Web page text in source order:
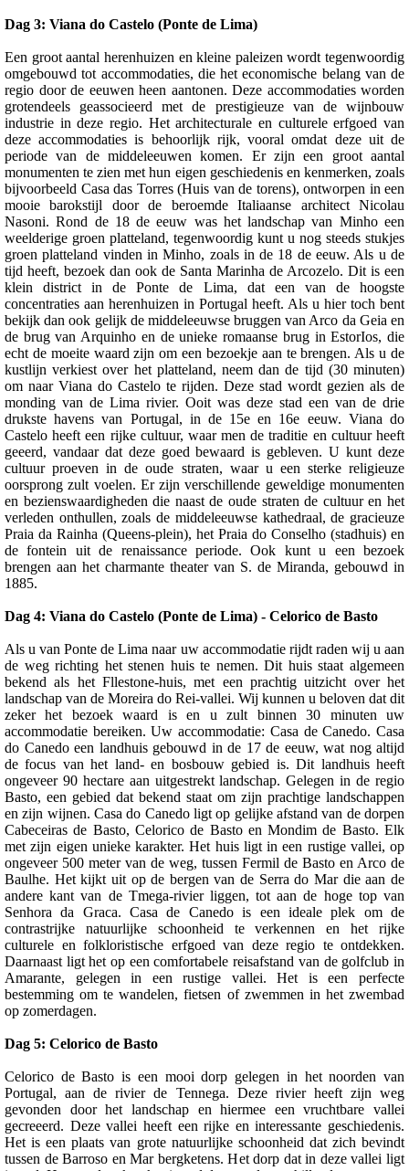
Dag 3: Viana do Castelo (Ponte de Lima)
Een groot aantal herenhuizen en kleine paleizen wordt tegenwoordig
omgebouwd tot accommodaties, die het economische belang van de
regio door de eeuwen heen aantonen. Deze accommodaties worden
grotendeels geassocieerd met de prestigieuze van de wijnbouw
industrie in deze regio. Het architecturale en culturele erfgoed van
deze accommodaties is behoorlijk rijk, vooral omdat deze uit de
periode van de middeleeuwen komen. Er zijn een groot aantal
monumenten te zien met hun eigen geschiedenis en kenmerken, zoals
bijvoorbeeld Casa das Torres (Huis van de torens), ontworpen in een
mooie barokstijl door de beroemde Italiaanse architect Nicolau
Nasoni. Rond de 18 de eeuw was het landschap van Minho een
weelderige groen platteland, tegenwoordig kunt u nog steeds stukjes
groen platteland vinden in Minho, zoals in de 18 de eeuw. Als u de
tijd heeft, bezoek dan ook de Santa Marinha de Arcozelo. Dit is een
klein district in de Ponte de Lima, dat een van de hoogste
concentraties aan herenhuizen in Portugal heeft. Als u hier toch bent
bekijk dan ook gelijk de middeleeuwse bruggen van Arco da Geia en
de brug van Arquinho en de unieke romaanse brug in EstorIos, die
echt de moeite waard zijn om een bezoekje aan te brengen. Als u de
kustlijn verkiest over het platteland, neem dan de tijd (30 minuten)
om naar Viana do Castelo te rijden. Deze stad wordt gezien als de
monding van de Lima rivier. Ooit was deze stad een van de drie
drukste havens van Portugal, in de 15e en 16e eeuw. Viana do
Castelo heeft een rijke cultuur, waar men de traditie en cultuur heeft
geeerd, vandaar dat deze goed bewaard is gebleven. U kunt deze
cultuur proeven in de oude straten, waar u een sterke religieuze
oorsprong zult voelen. Er zijn verschillende geweldige monumenten
en bezienswaardigheden die naast de oude straten de cultuur en het
verleden onthullen, zoals de middeleeuwse kathedraal, de gracieuze
Praia da Rainha (Queens-plein), het Praia do Conselho (stadhuis) en
de fontein uit de renaissance periode. Ook kunt u een bezoek
brengen aan het charmante theater van S. de Miranda, gebouwd in
1885.
Dag 4: Viana do Castelo (Ponte de Lima) - Celorico de Basto
Als u van Ponte de Lima naar uw accommodatie rijdt raden wij u aan
de weg richting het stenen huis te nemen. Dit huis staat algemeen
bekend als het Fllestone-huis, met een prachtig uitzicht over het
landschap van de Moreira do Rei-vallei. Wij kunnen u beloven dat dit
zeker het bezoek waard is en u zult binnen 30 minuten uw
accommodatie bereiken. Uw accommodatie: Casa de Canedo. Casa
do Canedo een landhuis gebouwd in de 17 de eeuw, wat nog altijd
de focus van het land- en bosbouw gebied is. Dit landhuis heeft
ongeveer 90 hectare aan uitgestrekt landschap. Gelegen in de regio
Basto, een gebied dat bekend staat om zijn prachtige landschappen
en zijn wijnen. Casa do Canedo ligt op gelijke afstand van de dorpen
Cabeceiras de Basto, Celorico de Basto en Mondim de Basto. Elk
met zijn eigen unieke karakter. Het huis ligt in een rustige vallei, op
ongeveer 500 meter van de weg, tussen Fermil de Basto en Arco de
Baulhe. Het kijkt uit op de bergen van de Serra do Mar die aan de
andere kant van de Tmega-rivier liggen, tot aan de hoge top van
Senhora da Graca. Casa de Canedo is een ideale plek om de
contrastrijke natuurlijke schoonheid te verkennen en het rijke
culturele en folkloristische erfgoed van deze regio te ontdekken.
Daarnaast ligt het op een comfortabele reisafstand van de golfclub in
Amarante, gelegen in een rustige vallei. Het is een perfecte
bestemming om te wandelen, fietsen of zwemmen in het zwembad
op zomerdagen.
Dag 5: Celorico de Basto
Celorico de Basto is een mooi dorp gelegen in het noorden van
Portugal, aan de rivier de Tennega. Deze rivier heeft zijn weg
gevonden door het landschap en hiermee een vruchtbare vallei
gecreeerd. Deze vallei heeft een rijke en interessante geschiedenis.
Het is een plaats van grote natuurlijke schoonheid dat zich bevindt
tussen de Barroso en Mar bergketens. Het dorp dat in deze vallei ligt